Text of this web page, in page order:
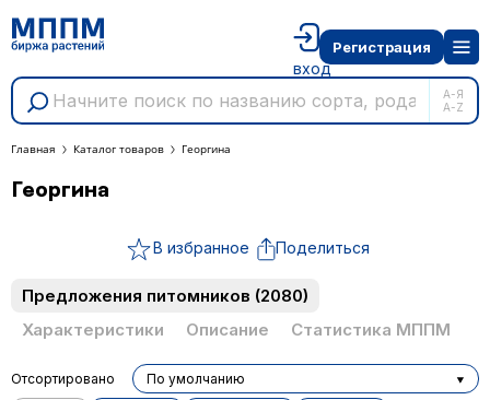
А-Я
A-Z
вход
Регистрация
Главная Каталог товаров Георгина
Георгина
В избранное Поделиться
Предложения питомников (2080)
Характеристики
Описание Статистика МППМ
Отсортировано По умолчанию